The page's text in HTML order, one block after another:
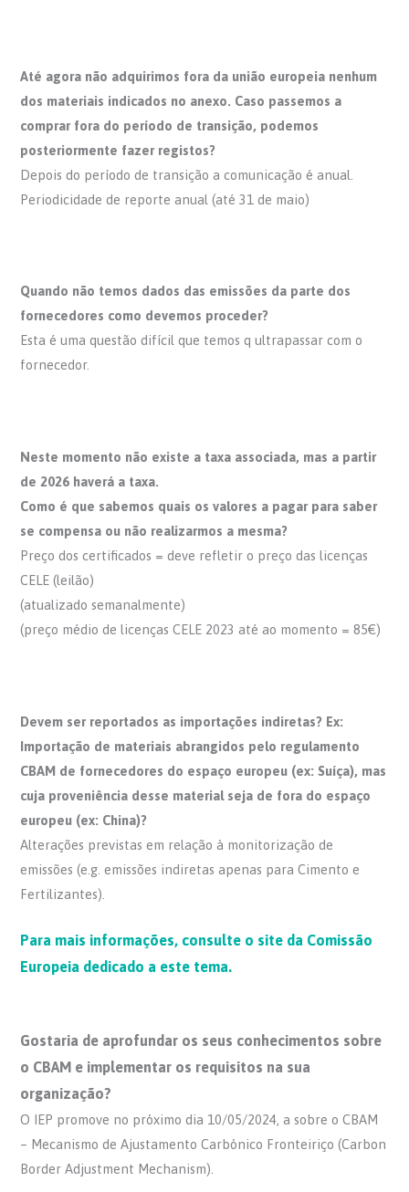
Até agora não adquirimos fora da união europeia nenhum
dos materiais indicados no anexo. Caso passemos a
comprar fora do período de transição, podemos
posteriormente fazer registos?
Depois do período de transição a comunicação é anual.
Periodicidade de reporte anual (até 31 de maio)
Quando não temos dados das emissões da parte dos
fornecedores como devemos proceder?
Esta é uma questão difícil que temos q ultrapassar com o
fornecedor.
Neste momento não existe a taxa associada, mas a partir
de 2026 haverá a taxa.
Como é que sabemos quais os valores a pagar para saber
se compensa ou não realizarmos a mesma?
Preço dos certificados = deve refletir o preço das licenças
CELE (leilão)
(atualizado semanalmente)
(preço médio de licenças CELE 2023 até ao momento = 85€)
Devem ser reportados as importações indiretas? Ex:
Importação de materiais abrangidos pelo regulamento
CBAM de fornecedores do espaço europeu (ex: Suíça), mas
cuja proveniência desse material seja de fora do espaço
europeu (ex: China)?
Alterações previstas em relação à monitorização de
emissões (e.g. emissões indiretas apenas para Cimento e
Fertilizantes).
Para mais informações, consulte o site da Comissão
Europeia dedicado a este tema.
Gostaria de aprofundar os seus conhecimentos sobre
o CBAM e implementar os requisitos na sua
organização?
O IEP promove no próximo dia 10/05/2024, a sobre o CBAM
– Mecanismo de Ajustamento Carbónico Fronteiriço (Carbon
Border Adjustment Mechanism).